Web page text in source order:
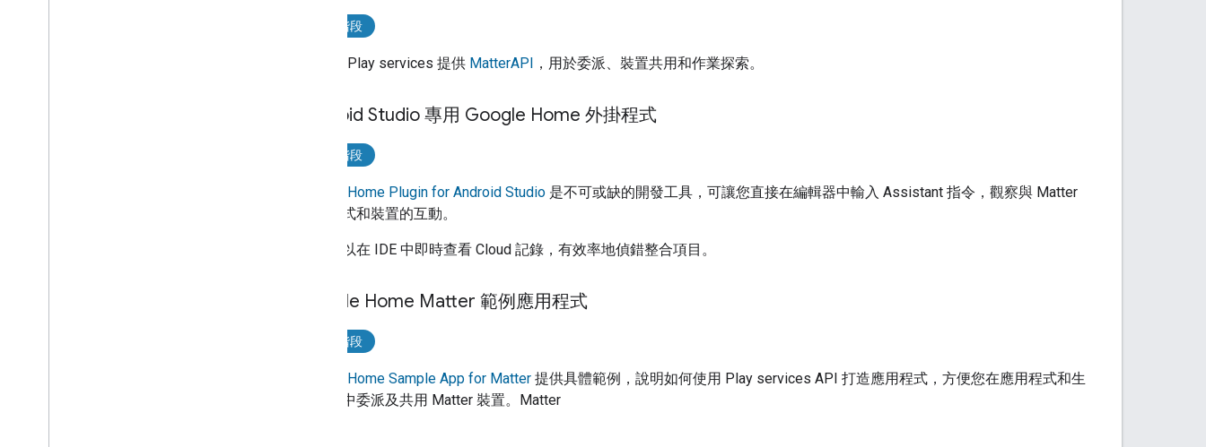
開發階段
Google Play services 提供 MatterAPI ，用於委派、裝置共用和作業探索。
Android Studio 專用 Google Home 外掛程式
開發階段
Google Home Plugin for Android Studio 是不可或缺的開發工具，可讓您直接在編輯器中輸入 Assistant 指令，觀察與 Matter
應用程式和裝置的互動。
您也可以在 IDE 中即時查看 Cloud 記錄，有效率地偵錯整合項目。
Google Home Matter 範例應用程式
開發階段
Google Home Sample App for Matter 提供具體範例，說明如何使用 Play services API 打造應用程式，方便您在應用程式和生
態系統中委派及共用 Matter 裝置。 Matter